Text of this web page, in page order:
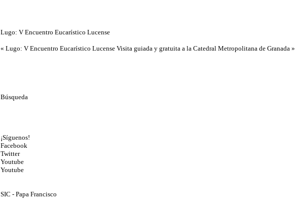
Lugo: V Encuentro Eucarístico Lucense
« Lugo: V Encuentro Eucarístico Lucense Visita guiada y gratuita a la Catedral Metropolitana de Granada »
Búsqueda
¡Síguenos!
Facebook
Twitter
Youtube
Youtube
SIC - Papa Francisco